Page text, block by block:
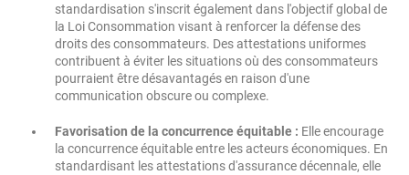
standardisation s'inscrit également dans l'objectif global de
la Loi Consommation visant à renforcer la défense des
droits des consommateurs. Des attestations uniformes
contribuent à éviter les situations où des consommateurs
pourraient être désavantagés en raison d'une
communication obscure ou complexe.
Favorisation de la concurrence équitable : Elle encourage
la concurrence équitable entre les acteurs économiques. En
standardisant les attestations d'assurance décennale, elle